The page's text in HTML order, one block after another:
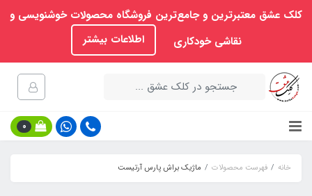
کلک عشق معتبرترین و جامع‌ترین فروشگاه محصولات خوشنویسی و
نقاشی خودکاری
اطلاعات بیشتر
0
خانه فهرست محصولات ماژیک براش پارس آرتیست